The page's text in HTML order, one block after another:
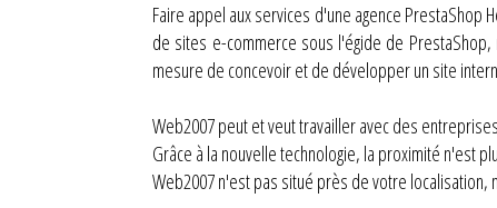
Faire appel aux services d'une agence
de sites e-commerce sous l'égide de
mesure de concevoir et de développer un site
Web2007 peut et veut travailler avec des
Grâce à la nouvelle technologie, la proximité n'est
Web2007 n'est pas situé près de votre